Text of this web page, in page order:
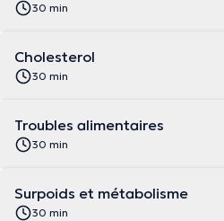
30 min
Cholesterol
30 min
Troubles alimentaires
30 min
Surpoids et métabolisme
30 min